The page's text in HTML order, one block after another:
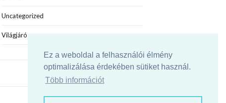
Ez a weboldal a felhasználói élmény
optimalizálása érdekében sütiket használ.
Több információt
Uncategorized
Világjáró